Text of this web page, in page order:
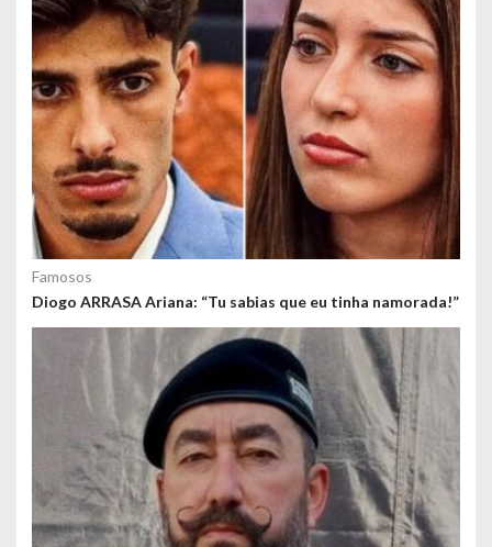
Famosos
Diogo ARRASA Ariana: “Tu sabias que eu tinha namorada!”